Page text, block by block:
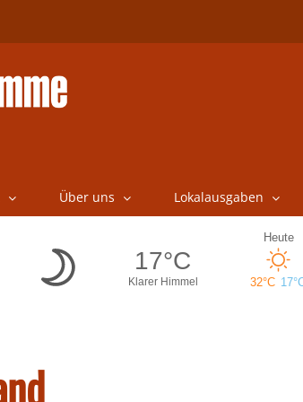
Über uns Lokalausgaben